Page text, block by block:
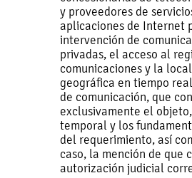
y proveedores de
aplicaciones de Internet
intervención de
privadas, el acceso al
comunicaciones y la
geográfica en tiempo
de comunicación, que
exclusivamente el
temporal y los
del requerimiento, así
caso, la mención de que
autorización judicial